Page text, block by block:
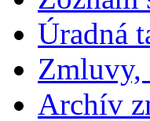
Úradná
Zmluvy,
Archív